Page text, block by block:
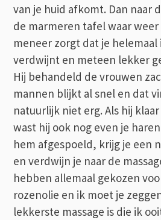
van je huid afkomt. Dan naar
de marmeren tafel waar
meneer zorgt dat je helemaal
verdwijnt en meteen lekker
Hij behandeld de vrouwen
mannen blijkt al snel en dat
natuurlijk niet erg. Als hij
wast hij ook nog even je
hem afgespoeld, krijg je een
en verdwijn je naar de
hebben allemaal gekozen
rozenolie en ik moet je
lekkerste massage is die ik